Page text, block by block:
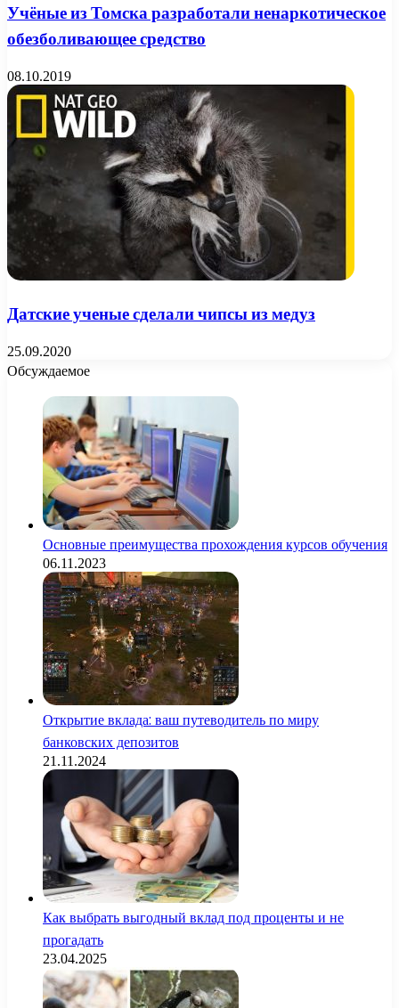
Учёные из Томска разработали ненаркотическое
обезболивающее средство
08.10.2019
Датские ученые сделали чипсы из медуз
25.09.2020
Обсуждаемое
Основные преимущества прохождения курсов обучения
06.11.2023
Открытие вклада: ваш путеводитель по миру
банковских депозитов
21.11.2024
Как выбрать выгодный вклад под проценты и не
прогадать
23.04.2025